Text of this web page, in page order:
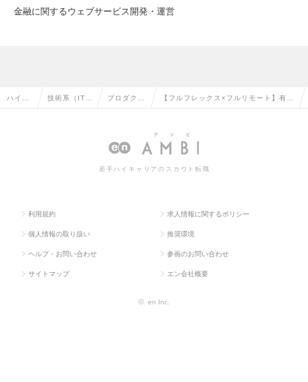
金融に関するウェブサービス開発・運営
ハイク 技術系（IT・ プロダクト
ーの転職
【フルフレックス×フルリモート】有名
ンチャーのPdM職の求人情報
若手ハイキャリアのスカウト転職
利用規約 求人情報に関するポリシー
個人情報の取り扱い 推奨環境
ヘルプ・お問い合わせ 参画のお問い合わせ
サイトマップ エン会社概要
© en Inc.